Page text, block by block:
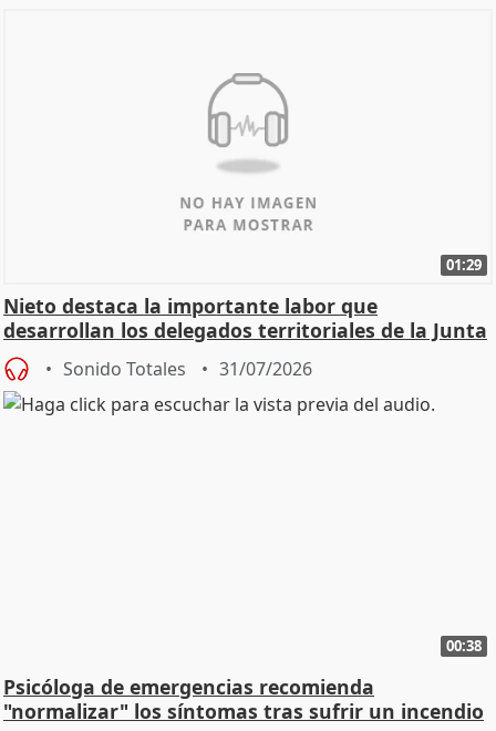
01:29
Nieto destaca la importante labor que
desarrollan los delegados territoriales de la Junta
Sonido Totales 31/07/2026
00:38
Psicóloga de emergencias recomienda
"normalizar" los síntomas tras sufrir un incendio